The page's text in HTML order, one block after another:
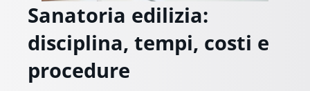
Sanatoria edilizia:
disciplina, tempi, costi e
procedure